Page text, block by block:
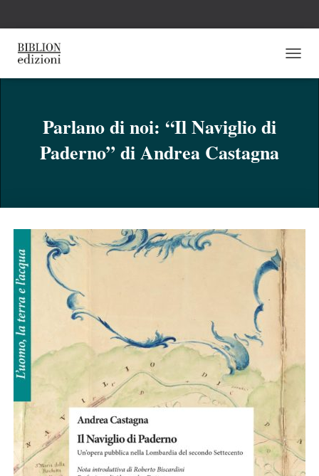
A
Parlano di noi: “Il Naviglio di
Paderno” di Andrea Castagna